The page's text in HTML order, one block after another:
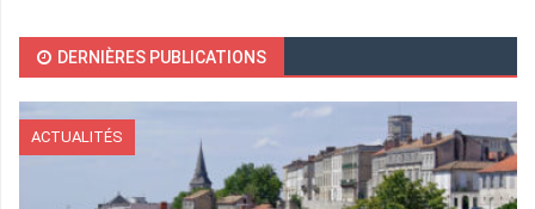
DERNIÈRES PUBLICATIONS
ACTUALITÉS